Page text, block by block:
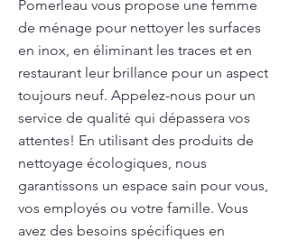
Pomerleau vous propose une femme
de ménage pour nettoyer les surfaces
en inox, en éliminant les traces et en
restaurant leur brillance pour un aspect
toujours neuf. Appelez-nous pour un
service de qualité qui dépassera vos
attentes! En utilisant des produits de
nettoyage écologiques, nous
garantissons un espace sain pour vous,
vos employés ou votre famille. Vous
avez des besoins spécifiques en